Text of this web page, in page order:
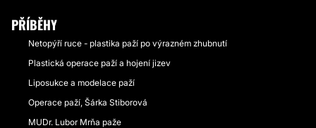
PŘÍBĚHY
Netopýří ruce - plastika paží po výrazném zhubnutí
Plastická operace paží a hojení jizev
Liposukce a modelace paží
Operace paží, Šárka Stiborová
MUDr. Lubor Mrňa paže